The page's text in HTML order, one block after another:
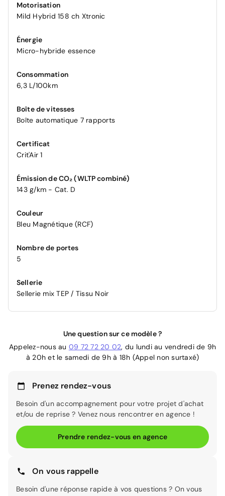
Motorisation
Mild Hybrid 158 ch Xtronic
Énergie
Micro-hybride essence
Consommation
6,3 L/100km
Boîte de vitesses
Boîte automatique 7 rapports
Certificat
Crit'Air 1
Émission de CO₂ (WLTP combiné)
143 g/km - Cat. D
Couleur
Bleu Magnétique (RCF)
Nombre de portes
5
Sellerie
Sellerie mix TEP / Tissu Noir
Une question sur ce modèle ?
Appelez-nous au 09 72 72 20 02, du lundi au vendredi de 9h
à 20h et le samedi de 9h à 18h (Appel non surtaxé)
Prenez rendez-vous
Besoin d'un accompagnement pour votre projet d'achat
et/ou de reprise ? Venez nous rencontrer en agence !
Prendre rendez-vous en agence
On vous rappelle
Besoin d'une réponse rapide à vos questions ? On vous